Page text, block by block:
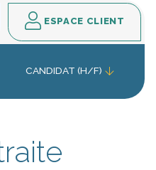
ESPACE CLIENT
CANDIDAT (H/F)